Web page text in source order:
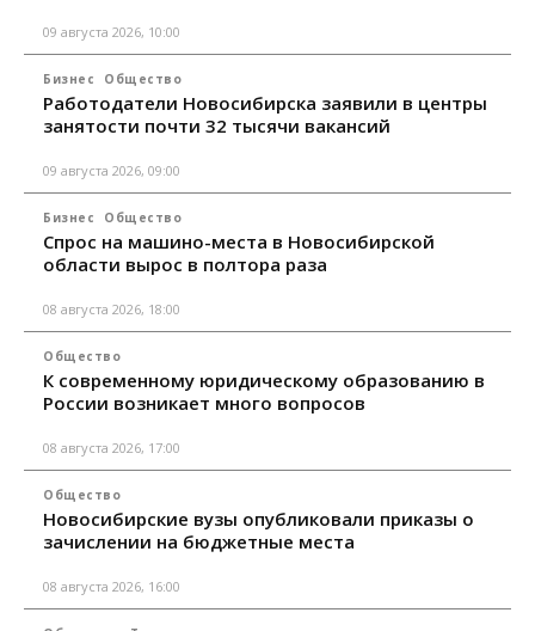
09 августа 2026, 10:00
Бизнес Общество
Работодатели Новосибирска заявили в центры
занятости почти 32 тысячи вакансий
09 августа 2026, 09:00
Бизнес Общество
Спрос на машино-места в Новосибирской
области вырос в полтора раза
08 августа 2026, 18:00
Общество
К современному юридическому образованию в
России возникает много вопросов
08 августа 2026, 17:00
Общество
Новосибирские вузы опубликовали приказы о
зачислении на бюджетные места
08 августа 2026, 16:00